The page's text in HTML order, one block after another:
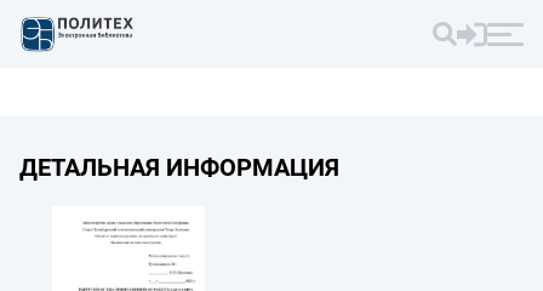
ДЕТАЛЬНАЯ ИНФОРМАЦИЯ